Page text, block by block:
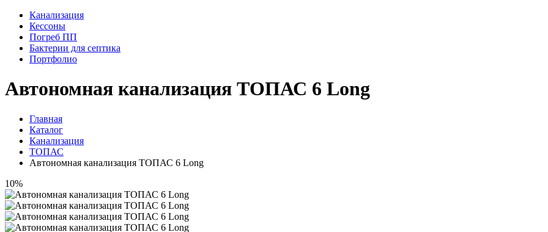
Канализация
Кессоны
Погреб ПП
Бактерии для септика
Портфолио
Автономная канализация ТОПАС 6 Long
Главная
Каталог
Канализация
ТОПАС
Автономная канализация ТОПАС 6 Long
10%